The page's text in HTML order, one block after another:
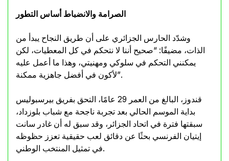
الصرامة والانضباط أساس التطور
وشدّد الحارس الجزائري على أن طريق النجاح يبدأ من
الذات، مضيفًا: “صحيح أننا لا نتحكم في كل المعطيات، لكن
يمكنني التحكم في سلوكي ومهنيتي، وهذا ما أعمل عليه
لأكون في أفضل جاهزية ممكنة”.
قندوز، البالغ من العمر 29 عامًا، التحق بفريق بيرسبوليس
بداية الموسم الحالي بعد تجربة ناجحة مع شباب بلوزداد،
سبقتها فترة في اتحاد الجزائر، وقد سبق له أن غادر سانت
إيتيان الفرنسي بحثًا عن دقائق لعب حقيقية تعزز حظوظه
في تمثيل المنتخب الوطني.